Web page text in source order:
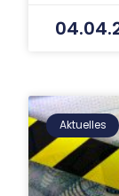
Aktuelles